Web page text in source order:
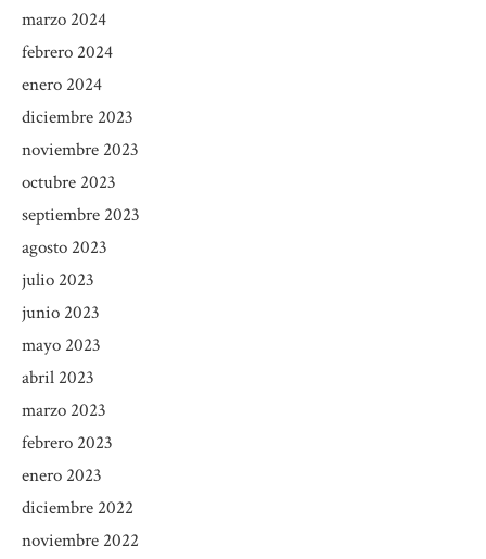
marzo 2024
febrero 2024
enero 2024
diciembre 2023
noviembre 2023
octubre 2023
septiembre 2023
agosto 2023
julio 2023
junio 2023
mayo 2023
abril 2023
marzo 2023
febrero 2023
enero 2023
diciembre 2022
noviembre 2022